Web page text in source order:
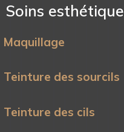
Soins
Maquillage
Teinture des sourcils
Teinture des cils